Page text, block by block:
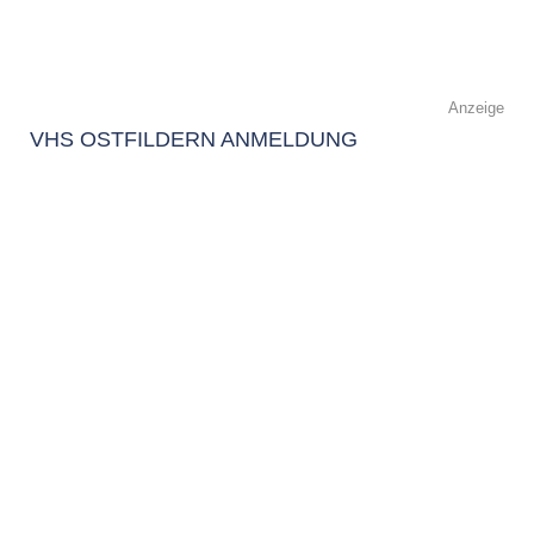
Anzeige
VHS OSTFILDERN ANMELDUNG